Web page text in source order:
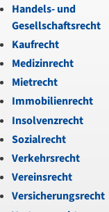
Handels- und
Gesellschaftsrecht
Kaufrecht
Medizinrecht
Mietrecht
Immobilienrecht
Insolvenzrecht
Sozialrecht
Verkehrsrecht
Vereinsrecht
Versicherungsrecht